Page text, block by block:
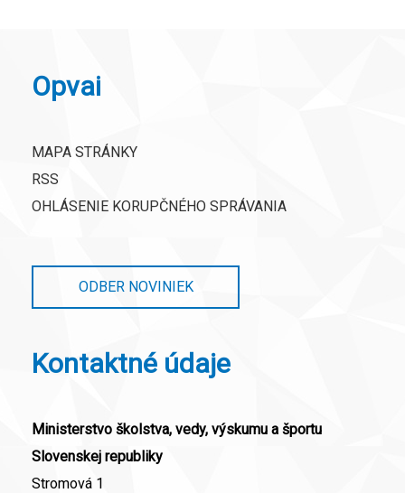
Opvai
MAPA STRÁNKY
RSS
OHLÁSENIE KORUPČNÉHO SPRÁVANIA
ODBER NOVINIEK
Kontaktné údaje
Ministerstvo školstva, vedy, výskumu a športu
Slovenskej republiky
Stromová 1